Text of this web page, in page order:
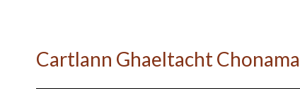
Cartlann Ghaeltacht